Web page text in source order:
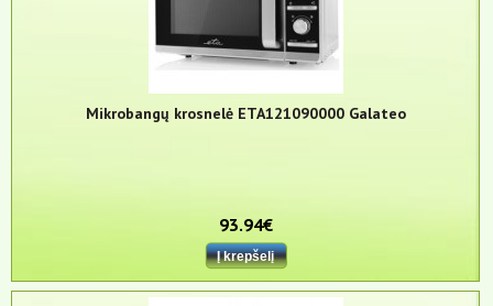
Mikrobangų krosnelė ETA121090000 Galateo
93.94€